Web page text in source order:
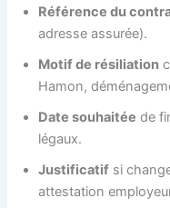
Référence du
adresse assurée).
Motif de résiliation
Hamon,
Date souhaitée de
légaux.
Justificatif si
attestation